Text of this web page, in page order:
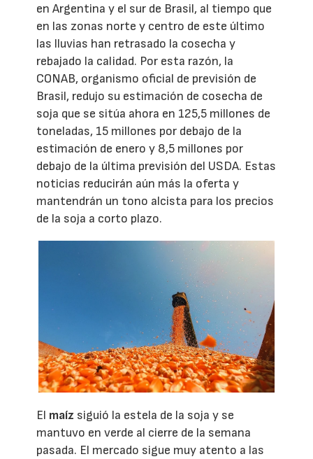
en Argentina y el sur de Brasil, al tiempo que
en las zonas norte y centro de este último
las lluvias han retrasado la cosecha y
rebajado la calidad. Por esta razón, la
CONAB, organismo oficial de previsión de
Brasil, redujo su estimación de cosecha de
soja que se sitúa ahora en 125,5 millones de
toneladas, 15 millones por debajo de la
estimación de enero y 8,5 millones por
debajo de la última previsión del USDA. Estas
noticias reducirán aún más la oferta y
mantendrán un tono alcista para los precios
de la soja a corto plazo.
El maíz siguió la estela de la soja y se
mantuvo en verde al cierre de la semana
pasada. El mercado sigue muy atento a las